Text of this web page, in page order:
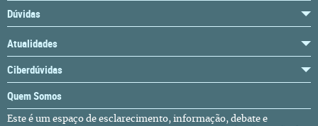
Dúvidas
Atualidades
Ciberdúvidas
Quem Somos
Este é um espaço de esclarecimento, informação, debate e